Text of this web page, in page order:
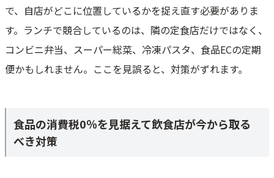
で、自店がどこに位置しているかを捉え直す必要がありま
す。ランチで競合しているのは、隣の定食店だけではなく、
コンビニ弁当、スーパー総菜、冷凍パスタ、食品ECの定期
便かもしれません。ここを見誤ると、対策がずれます。
食品の消費税0％を見据えて飲食店が今から取る
べき対策